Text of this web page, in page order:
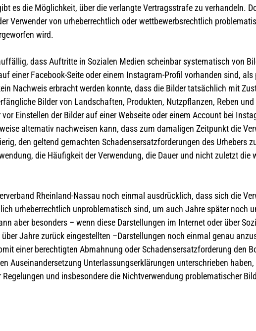
es die Möglichkeit, über die verlangte Vertragsstrafe zu verhandeln.
Verwender von urheberrechtlich oder wettbewerbsrechtlich
wird.
dass Auftritte in Sozialen Medien scheinbar systematisch von
einer Facebook-Seite oder einem Instagram-Profil vorhanden sind,
Nachweis erbracht werden konnte, dass die Bilder tatsächlich mit
Bilder von Landschaften, Produkten, Nutzpflanzen, Reben
Einstellen der Bilder auf einer Webseite oder einem Account bei
alternativ nachweisen kann, dass zum damaligen Zeitpunkt die
den geltend gemachten Schadensersatzforderungen des Urhebers
die Häufigkeit der Verwendung, die Dauer und nicht zuletzt
Rheinland-Nassau noch einmal ausdrücklich, dass sich die
urheberrechtlich unproblematisch sind, um auch Jahre später noch
aber besonders – wenn diese Darstellungen im Internet oder über
Jahre zurück eingestellten –Darstellungen noch einmal genau
einer berechtigten Abmahnung oder Schadensersatzforderung den
Auseinandersetzung Unterlassungserklärungen unterschrieben haben,
und insbesondere die Nichtverwendung problematischer